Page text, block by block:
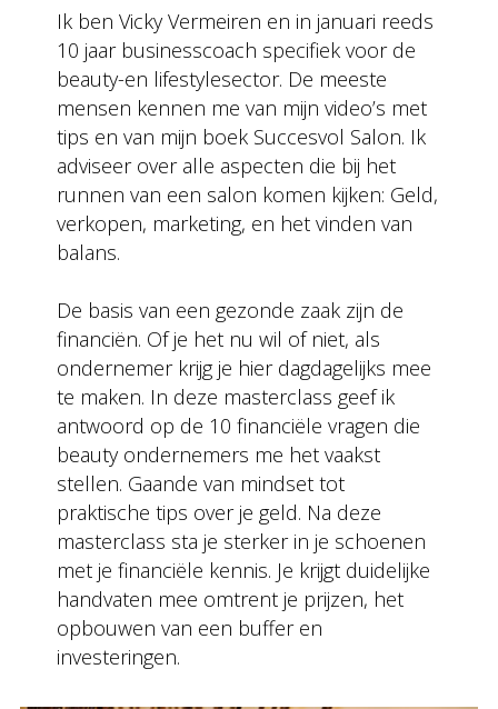
Ik ben Vicky Vermeiren en in januari reeds
10 jaar businesscoach specifiek voor de
beauty-en lifestylesector. De meeste
mensen kennen me van mijn video’s met
tips en van mijn boek Succesvol Salon. Ik
adviseer over alle aspecten die bij het
runnen van een salon komen kijken: Geld,
verkopen, marketing, en het vinden van
balans.
De basis van een gezonde zaak zijn de
financiën. Of je het nu wil of niet, als
ondernemer krijg je hier dagdagelijks mee
te maken. In deze masterclass geef ik
antwoord op de 10 financiële vragen die
beauty ondernemers me het vaakst
stellen. Gaande van mindset tot
praktische tips over je geld. Na deze
masterclass sta je sterker in je schoenen
met je financiële kennis. Je krijgt duidelijke
handvaten mee omtrent je prijzen, het
opbouwen van een buffer en
investeringen.